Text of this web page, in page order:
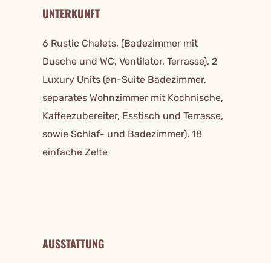
UNTERKUNFT
6 Rustic Chalets, (Badezimmer mit
Dusche und WC, Ventilator, Terrasse), 2
Luxury Units (en-Suite Badezimmer,
separates Wohnzimmer mit Kochnische,
Kaffeezubereiter, Esstisch und Terrasse,
sowie Schlaf- und Badezimmer), 18
einfache Zelte
AUSSTATTUNG